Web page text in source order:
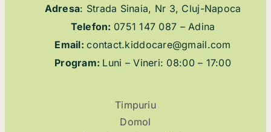
Adresa: Strada Sinaia, Nr 3, Cluj-Napoca
Telefon: 0751 147 087 – Adina
Email:contact.kiddocare@gmail.com
Program: Luni – Vineri: 08:00 – 17:00
Timpuriu
Domol